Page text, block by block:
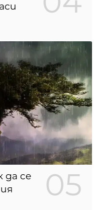
да се